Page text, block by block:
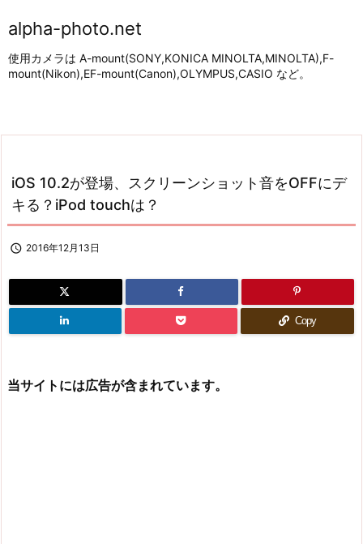
alpha-photo.net
使用カメラは A-mount(SONY,KONICA MINOLTA,MINOLTA),F-
mount(Nikon),EF-mount(Canon),OLYMPUS,CASIO など。
iOS 10.2が登場、スクリーンショット音をOFFにデ
キる？iPod touchは？
 2016年12月13日
Copy
当サイトには広告が含まれています。